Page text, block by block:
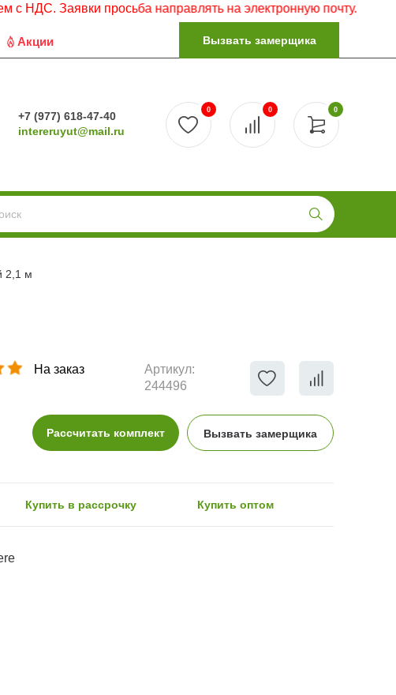
просьба направлять на электронную почту.
Акции Вызвать замерщика
+7 (977) 618-47-40
intereruyut@mail.ru
0
0 0
2,1 м
На заказ
Артикул:
244496
Рассчитать комплект Вызвать замерщика
Купить в рассрочку Купить оптом